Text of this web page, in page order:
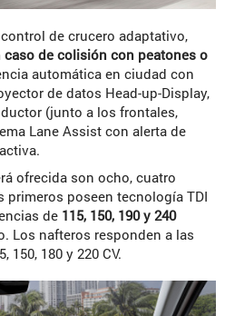
de crucero adaptativo,
de colisión con peatones o
automática en ciudad con
de datos Head-up-Display,
(junto a los frontales,
Lane Assist con alerta de
ofrecida son ocho, cuatro
primeros poseen tecnología TDI
de 115, 150, 190 y 240
Los nafteros responden a las
150, 180 y 220 CV.